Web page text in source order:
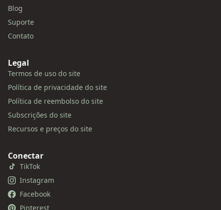
Blog
Suporte
Contato
Legal
Termos de uso do site
Política de privacidade do site
Política de reembolso do site
Subscrições do site
Recursos e preços do site
Conectar
TikTok
Instagram
Facebook
Pinterest